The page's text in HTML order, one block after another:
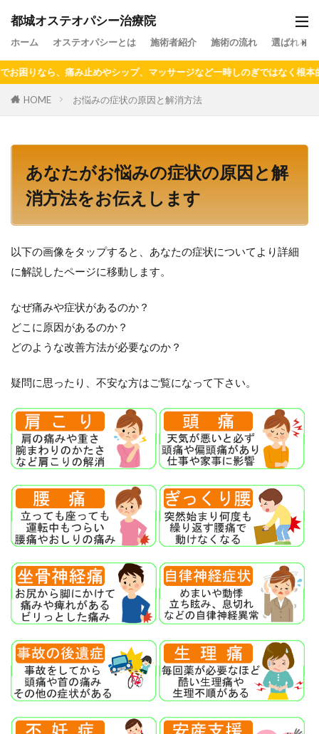
都城オステオパシー治療院
ホーム オステオパシーとは 施術者紹介 施術の流れ 選ばれる
なら、痛み止めやシップ、マッサージなど一時しのぎではなく根本的に
HOME お悩みの症状の原因と解消方法
あなたがお悩みの症状の原因と解
消方法をお伝えします
以下の画像をタップすると、あなたの症状についてより詳細
に解説したページに移動します。
なぜ痛みや症状があるのか？
どこに原因があるのか？
どのような改善方法が必要なのか？
疑問に思ったり、不安な方はご覧になって下さい。